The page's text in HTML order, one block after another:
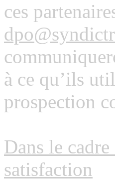
ces
à ce qu’ils
prospection
Dans le cadre
satisfaction